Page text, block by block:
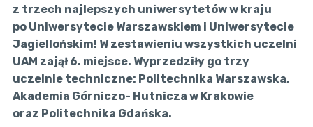
z trzech najlepszych uniwersytetów w kraju
po Uniwersytecie Warszawskiem i Uniwersytecie
Jagiellońskim! W zestawieniu wszystkich uczelni
UAM zajął 6. miejsce. Wyprzedziły go trzy
uczelnie techniczne: Politechnika Warszawska,
Akademia Górniczo- Hutnicza w Krakowie
oraz Politechnika Gdańska.